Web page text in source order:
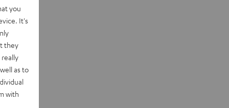
you
It's
they
as to
with